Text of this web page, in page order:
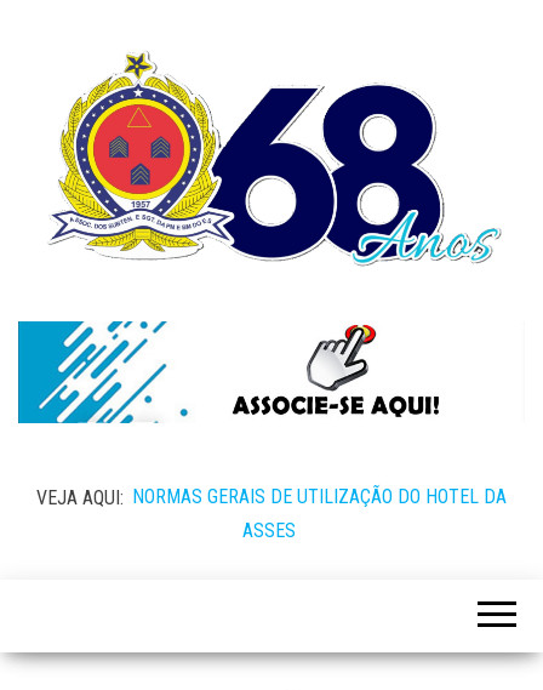
VEJA AQUI: NORMAS GERAIS DE UTILIZAÇÃO DO HOTEL DA
ASSES